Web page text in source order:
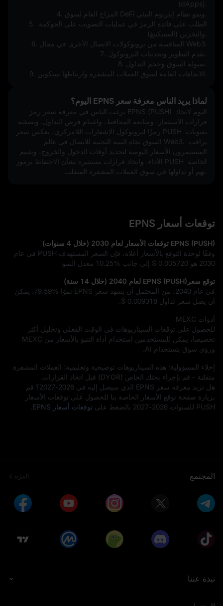
(dApps).
5. الطلب على فائدة الرمز في عمليات التصويت على الحوكمة
6. المنافسة من بروتوكولات الاتصال الأخرى في مجال Web3.
لماذا يريد الناس معرفة سعر EPNS اليوم؟
يرغب الناس في معرفة سعر رمز EPNS (PUSH) اليوم لاتخاذ
رمزًا لبروتوكول الإشعارات اللامركزي، يعكس سعر PUSH معنويات
السوق تجاه البنية التحتية للاتصال في عالم Web3. يراقب
الأداء، واتخاذ قرارات مستنيرة بشأن الاحتفاظ برموز PUSH الخاصة
توقعات أسعار EPNS
EPNS (PUSH) توقعات الأسعار لعام 2030 (خلال 4 سنوات)
وفقًا لوحدة التوقع بالأسعار أعلاه، فإن السعر المستهدف PUSH في عام
2030 هو
$ 0.005720 إلى جانب 10.25% معدل النمو.
توقع سعرEPNS (PUSH) لعام 2040 (خلال 14 سنة)
في عام 2040، من المحتمل أن يشهد سعر EPNS نموًا
79.59% . يمكن
أن يصل سعر تداول $ 0.009318
أدوات MEXC
للحصول على توقعات السيناريوهات في الوقت الفعلي وتحليل أكثر
تخصيصا، يمكن للمستخدمين استخدام أداة التنبؤ بالأسعار من MEXC
ورؤى سوق بتستخدام AI.
إخلاء المسؤولية: هذه السيناريوهات توضيحية وتعليمية؛ العملات المشفرة
متقلبة - قم بإجراء بحثك الخاص (DYOR) قبل اتخاذ القرارات.
هل تريد معرفة سعر EPNS الذي سيصل إليه في 2026-2027؟ قم
بزيارة صفحة توقع الأسعار الخاصة بنا للحصول على توقعات الأسعار
PUSH للسنوات 2026-2027 بالضغط على
توقعات أسعار EPNS
المجتمع المزيد
نبذة عننا